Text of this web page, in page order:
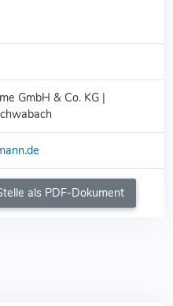
GmbH & Co. KG |
als PDF-Dokument